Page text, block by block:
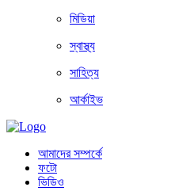
মিডিয়া
স্বাস্থ্য
সাহিত্য
আর্কাইভ
আমাদের সম্পর্কে
ফটো
ভিডিও